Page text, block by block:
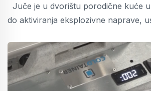
Juče je u dvorištu porodične kuće
do aktiviranja eksplozivne naprave,